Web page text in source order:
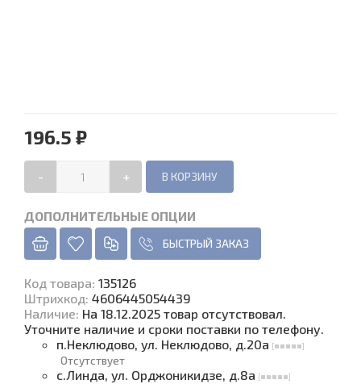
196.5 ₽
- +
ДОПОЛНИТЕЛЬНЫЕ ОПЦИИ
БЫСТРЫЙ ЗАКАЗ
Код товара: 135126
Штрихкод: 4606445054439
Наличие: На 18.12.2025 товар отсутствовал.
Уточните наличие и сроки поставки по телефону.
п.Неклюдово, ул. Неклюдово, д.20а
Отсутствует
с.Линда, ул. Орджоникидзе, д.8а